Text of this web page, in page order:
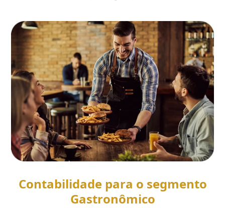
Contabilidade para o segmento
Gastronômico